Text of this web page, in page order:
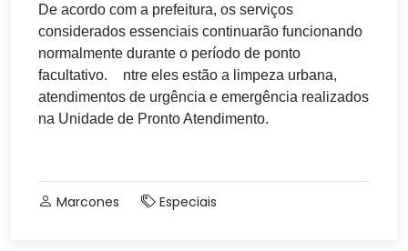
De acordo com a prefeitura, os serviços
considerados essenciais continuarão funcionando
normalmente durante o período de ponto
facultativo.
ntre eles estão a limpeza urbana,
atendimentos de urgência e emergência realizados
na Unidade de Pronto Atendimento.
Marcones Especiais